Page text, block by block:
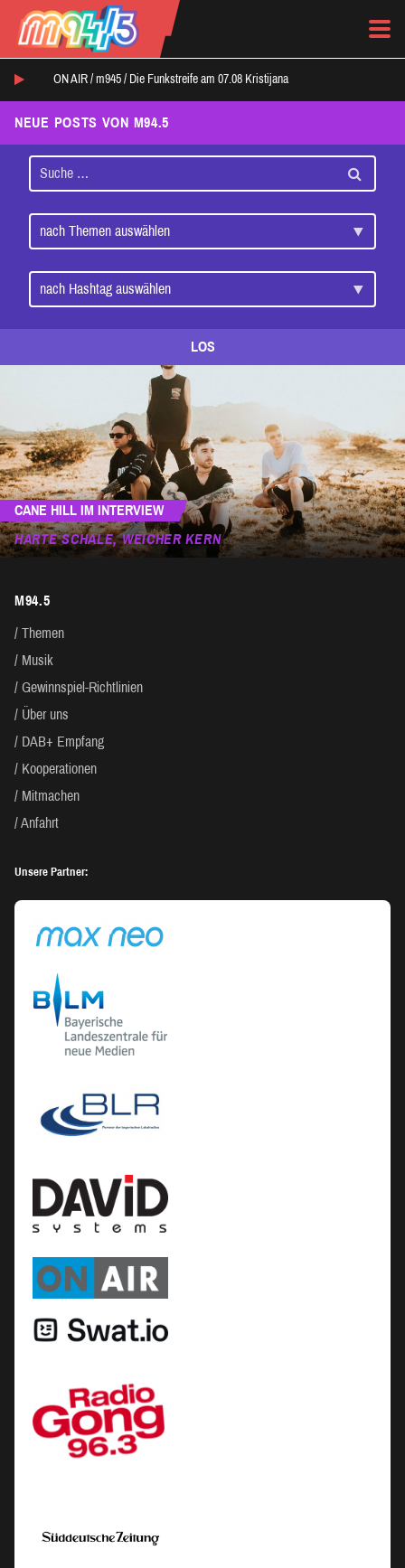
ON AIR / m945 / Die Funkstreife am 07.08 Kristijana
NEUE POSTS VON M94.5
LOS
CANE HILL IM INTERVIEW
HARTE SCHALE, WEICHER KERN
M94.5
Themen
Musik
Gewinnspiel-Richtlinien
Über uns
DAB+ Empfang
Kooperationen
Mitmachen
Anfahrt
Unsere Partner: